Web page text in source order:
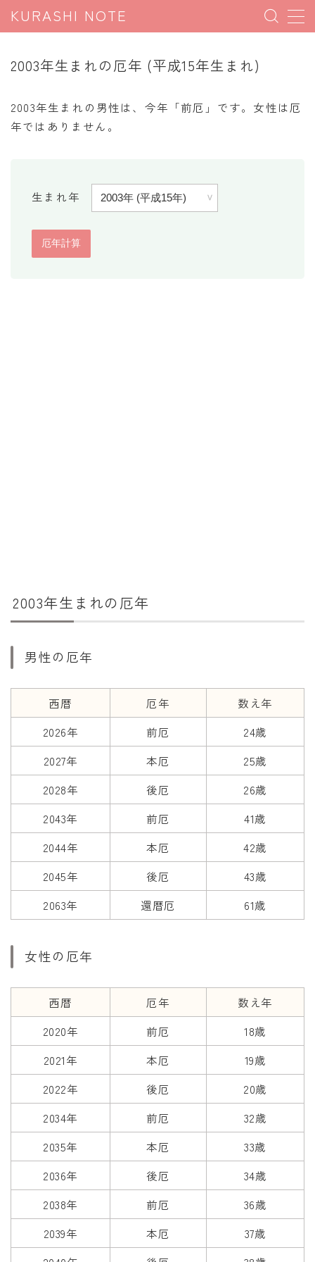
KURASHI NOTE
暮らしの豆知識
パソコン豆知識
暮らしの計算
年齢・干支計算
七五三・十三参り計算
厄年計算
長寿祝い計算
学年早見表
漢字の配当学年検索
偏差値から上位何％計算
2003年生まれの厄年 (平成15年生まれ)
2003年生まれの男性は、今年「前厄」です。女性は厄
年ではありません。
生まれ年
2003年生まれの厄年
男性の厄年
西暦 厄年
数え年
2026年
前厄
24歳
2027年
本厄
25歳
2028年
後厄
26歳
2043年
前厄
41歳
2044年
本厄
42歳
2045年
後厄
43歳
2063年
還暦厄 61歳
女性の厄年
西暦 厄年
数え年
2020年
前厄
18歳
2021年
本厄
19歳
2022年
後厄
20歳
2034年
前厄
32歳
2035年
本厄
33歳
2036年
後厄
34歳
2038年
前厄
36歳
2039年
本厄
37歳